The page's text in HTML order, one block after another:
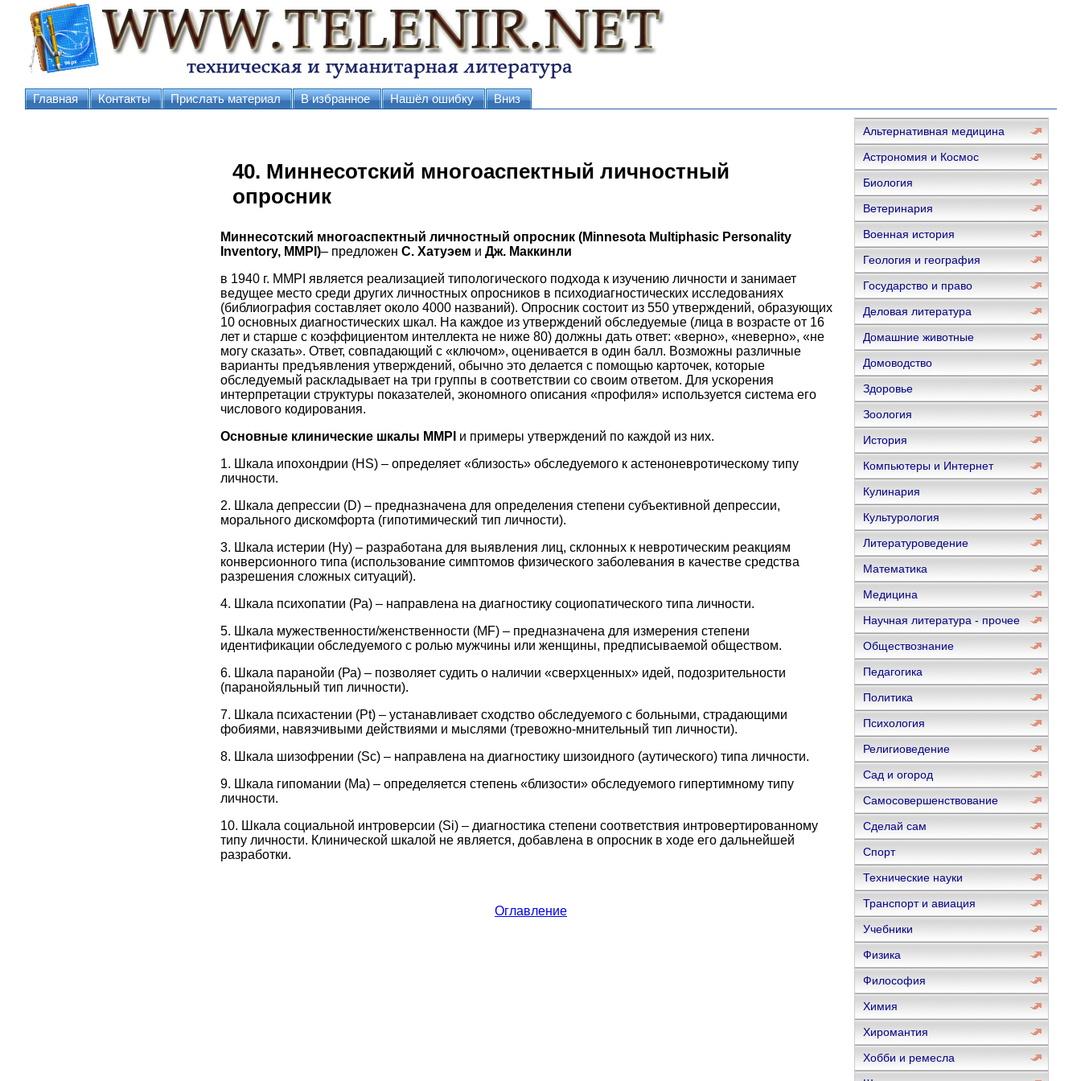
Главная Контакты Прислать материал В избранное Нашёл ошибку Вниз
40. Миннесотский многоаспектный личностный
опросник
Миннесотский многоаспектный личностный опросник (Minnesota Multiphasic Personality
Inventory, MMPI)– предложен С. Хатуэем и Дж. Маккинли
в 1940 г. MMPI является реализацией типологического подхода к изучению личности и занимает
ведущее место среди других личностных опросников в психодиагностических исследованиях
(библиография составляет около 4000 названий). Опросник состоит из 550 утверждений, образующих
10 основных диагностических шкал. На каждое из утверждений обследуемые (лица в возрасте от 16
лет и старше с коэффициентом интеллекта не ниже 80) должны дать ответ: «верно», «неверно», «не
могу сказать». Ответ, совпадающий с «ключом», оценивается в один балл. Возможны различные
варианты предъявления утверждений, обычно это делается с помощью карточек, которые
обследуемый раскладывает на три группы в соответствии со своим ответом. Для ускорения
интерпретации структуры показателей, экономного описания «профиля» используется система его
числового кодирования.
Основные клинические шкалы MMPI и примеры утверждений по каждой из них.
1. Шкала ипохондрии (HS) – определяет «близость» обследуемого к астеноневротическому типу
личности.
2. Шкала депрессии (D) – предназначена для определения степени субъективной депрессии,
морального дискомфорта (гипотимический тип личности).
3. Шкала истерии (Ну) – разработана для выявления лиц, склонных к невротическим реакциям
конверсионного типа (использование симптомов физического заболевания в качестве средства
разрешения сложных ситуаций).
4. Шкала психопатии (Ра) – направлена на диагностику социопатического типа личности.
5. Шкала мужественности/женственности (MF) – предназначена для измерения степени
идентификации обследуемого с ролью мужчины или женщины, предписываемой обществом.
6. Шкала паранойи (Ра) – позволяет судить о наличии «сверхценных» идей, подозрительности
(паранойяльный тип личности).
7. Шкала психастении (Pt) – устанавливает сходство обследуемого с больными, страдающими
фобиями, навязчивыми действиями и мыслями (тревожно-мнительный тип личности).
8. Шкала шизофрении (Sc) – направлена на диагностику шизоидного (аутического) типа личности.
9. Шкала гипомании (Ма) – определяется степень «близости» обследуемого гипертимному типу
личности.
10. Шкала социальной интроверсии (Si) – диагностика степени соответствия интровертированному
типу личности. Клинической шкалой не является, добавлена в опросник в ходе его дальнейшей
разработки.
Оглавление
Альтернативная медицина
Астрономия и Космос
Биология
Ветеринария
Военная история
Геология и география
Государство и право
Деловая литература
Домашние животные
Домоводство
Здоровье
Зоология
История
Компьютеры и Интернет
Кулинария
Культурология
Литературоведение
Математика
Медицина
Научная литература - прочее
Обществознание
Педагогика
Политика
Психология
Религиоведение
Сад и огород
Самосовершенствование
Сделай сам
Спорт
Технические науки
Транспорт и авиация
Учебники
Физика
Философия
Химия
Хиромантия
Хобби и ремесла